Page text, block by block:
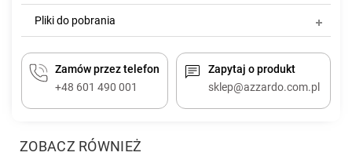
Pliki do pobrania
Zamów przez telefon
+48 601 490 001
Zapytaj o produkt
sklep@azzardo.com.pl
ZOBACZ RÓWNIEŻ